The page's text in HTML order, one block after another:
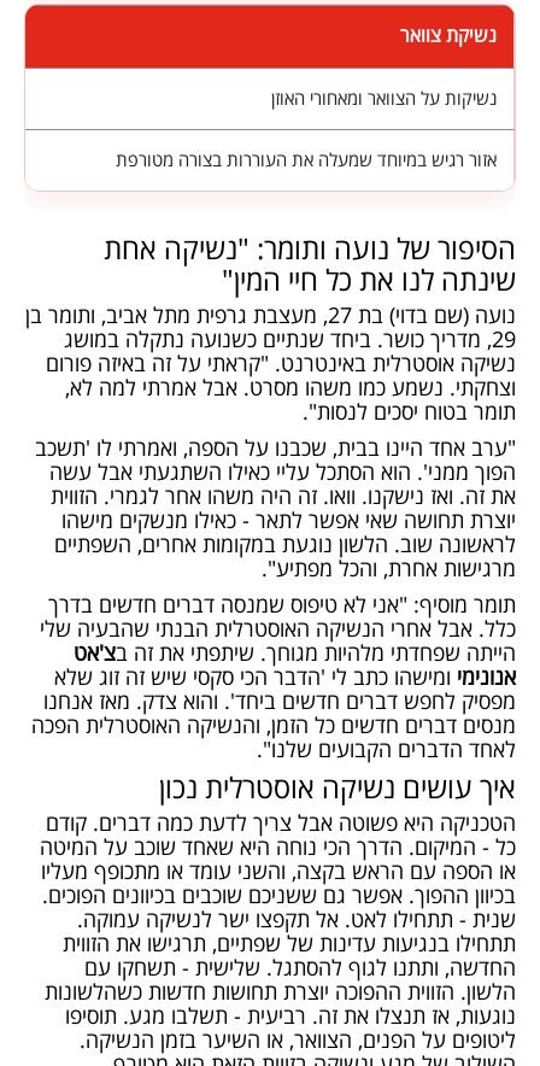
נשיקת צוואר
נשיקות על הצוואר ומאחורי האוזן
אזור רגיש במיוחד שמעלה את העוררות בצורה מטורפת
הסיפור של נועה ותומר: "נשיקה אחת
שינתה לנו את כל חיי המין"
נועה (שם בדוי) בת 27, מעצבת גרפית מתל אביב, ותומר בן
29, מדריך כושר. ביחד שנתיים כשנועה נתקלה במושג
נשיקה אוסטרלית באינטרנט. "קראתי על זה באיזה פורום
וצחקתי. נשמע כמו משהו מסרט. אבל אמרתי למה לא,
תומר בטוח יסכים לנסות".
"ערב אחד היינו בבית, שכבנו על הספה, ואמרתי לו 'תשכב
הפוך ממני'. הוא הסתכל עליי כאילו השתגעתי אבל עשה
את זה. ואז נישקנו. וואו. זה היה משהו אחר לגמרי. הזווית
יוצרת תחושה שאי אפשר לתאר - כאילו מנשקים מישהו
לראשונה שוב. הלשון נוגעת במקומות אחרים, השפתיים
מרגישות אחרת, והכל מפתיע".
תומר מוסיף: "אני לא טיפוס שמנסה דברים חדשים בדרך
כלל. אבל אחרי הנשיקה האוסטרלית הבנתי שהבעיה שלי
הייתה שפחדתי מלהיות מגוחך. שיתפתי את זה בצ'אט
אנונימי ומישהו כתב לי 'הדבר הכי סקסי שיש זה זוג שלא
מפסיק לחפש דברים חדשים ביחד'. והוא צדק. מאז אנחנו
מנסים דברים חדשים כל הזמן, והנשיקה האוסטרלית הפכה
לאחד הדברים הקבועים שלנו".
איך עושים נשיקה אוסטרלית נכון
הטכניקה היא פשוטה אבל צריך לדעת כמה דברים. קודם
כל - המיקום. הדרך הכי נוחה היא שאחד שוכב על המיטה
או הספה עם הראש בקצה, והשני עומד או מתכופף מעליו
בכיוון ההפוך. אפשר גם ששניכם שוכבים בכיוונים הפוכים.
שנית - תתחילו לאט. אל תקפצו ישר לנשיקה עמוקה.
תתחילו בנגיעות עדינות של שפתיים, תרגישו את הזווית
החדשה, ותתנו לגוף להסתגל. שלישית - תשחקו עם
הלשון. הזווית ההפוכה יוצרת תחושות חדשות כשהלשונות
נוגעות, אז תנצלו את זה. רביעית - תשלבו מגע. תוסיפו
ליטופים על הפנים, הצוואר, או השיער בזמן הנשיקה.